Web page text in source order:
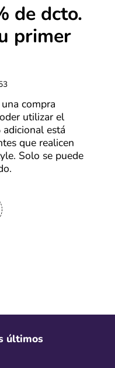
90% de descuento
descuento en
en productos iHerb
productos desde
de dcto.
primer
compra
utilizar el
está
que realicen
Solo se puede
últimos